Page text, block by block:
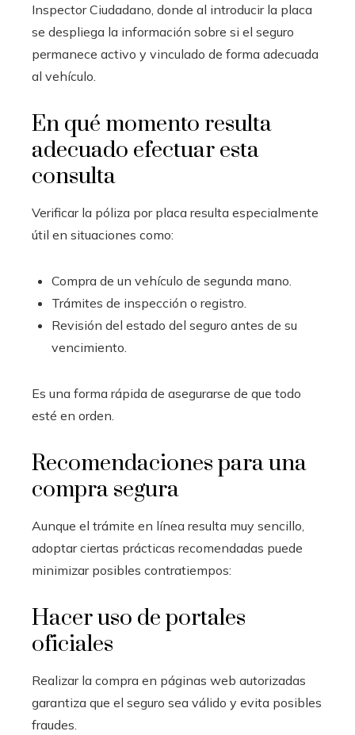
Inspector Ciudadano, donde al introducir la placa
se despliega la información sobre si el seguro
permanece activo y vinculado de forma adecuada
al vehículo.
En qué momento resulta
adecuado efectuar esta
consulta
Verificar la póliza por placa resulta especialmente
útil en situaciones como:
Compra de un vehículo de segunda mano.
Trámites de inspección o registro.
Revisión del estado del seguro antes de su
vencimiento.
Es una forma rápida de asegurarse de que todo
esté en orden.
Recomendaciones para una
compra segura
Aunque el trámite en línea resulta muy sencillo,
adoptar ciertas prácticas recomendadas puede
minimizar posibles contratiempos:
Hacer uso de portales
oficiales
Realizar la compra en páginas web autorizadas
garantiza que el seguro sea válido y evita posibles
fraudes.